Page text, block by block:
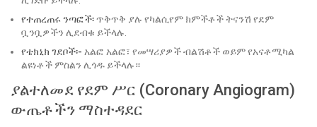
የተጠረጠሩ ንጣፎች፡ጥቅጥቅ ያሉ የካልሲየም ክምችቶች ትናንሽ የደም
ቧንቧዎችን ሊደብቁ ይችላሉ.
የቴክኒክ ገደቦች፡- አልፎ አልፎ፣ የመሣሪያዎች ብልሽቶች ወይም የአናቶሚካል
ልዩነቶች ምስልን ሊጎዱ ይችላሉ።
ያልተለመደ የደም ሥር (Coronary Angiogram)
ውጤቶችን ማስተዳደር